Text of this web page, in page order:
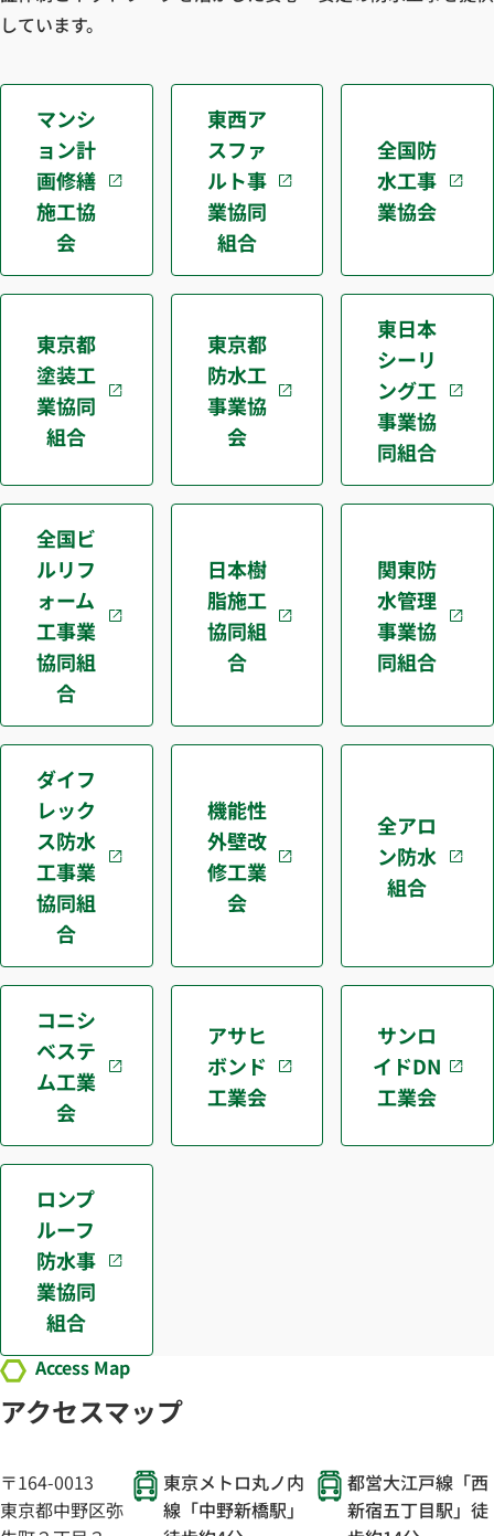
しています。
マンシ
ョン計
画修繕
施工協
会
東西ア
スファ
ルト事
業協同
組合
全国防
水工事
業協会
東京都
塗装工
業協同
組合
東京都
防水工
事業協
会
東日本
シーリ
ング工
事業協
同組合
全国ビ
ルリフ
ォーム
工事業
協同組
合
日本樹
脂施工
協同組
合
関東防
水管理
事業協
同組合
ダイフ
レック
ス防水
工事業
協同組
合
機能性
外壁改
修工業
会
全アロ
ン防水
組合
コニシ
ベステ
ム工業
会
アサヒ
ボンド
工業会
サンロ
イドDN
工業会
ロンプ
ルーフ
防水事
業協同
組合
Access Map
アクセスマップ
〒164-0013
東京都中野区弥
東京メトロ丸ノ内
線「中野新橋駅」
都営大江戸線「西
新宿五丁目駅」徒